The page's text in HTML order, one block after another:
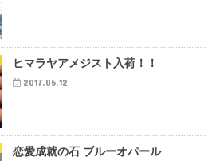
ヒマラヤアメジスト入荷！！
2017.06.12
恋愛成就の石 ブルーオパール